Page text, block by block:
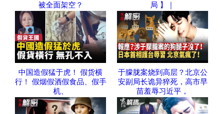
被全面架空？
局 】｜
中国造假猛于虎！ 假货横
行！ 假烟假酒假食品、假手
机、
于朦胧案烧到高层？北京公
安副局长诡异猝死，高市早
苗羞辱习近平，